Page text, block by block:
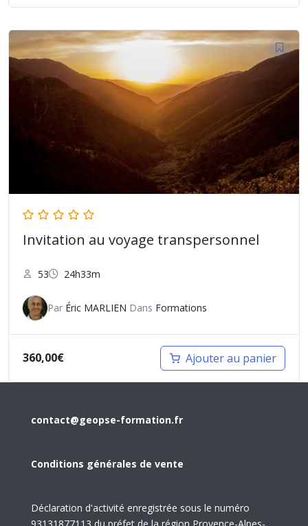
Invitation au voyage transpersonnel
53 24h33m
Par Éric MARLIEN Dans Formations
360,00€ Ajouter au panier
contact@geopse-formation.fr
Conditions générales de vente
Déclaration d'activité enregistrée sous le numéro